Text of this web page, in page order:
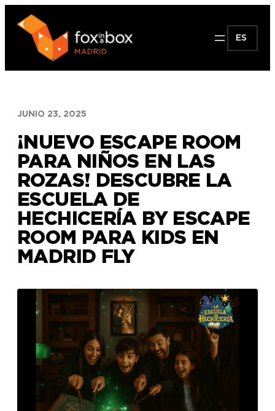
Saltar
contenido
ES
JUNIO 23, 2025
¡NUEVO ESCAPE ROOM
PARA NIÑOS EN LAS
ROZAS! DESCUBRE LA
ESCUELA DE
HECHICERÍA BY ESCAPE
ROOM PARA KIDS EN
MADRID FLY